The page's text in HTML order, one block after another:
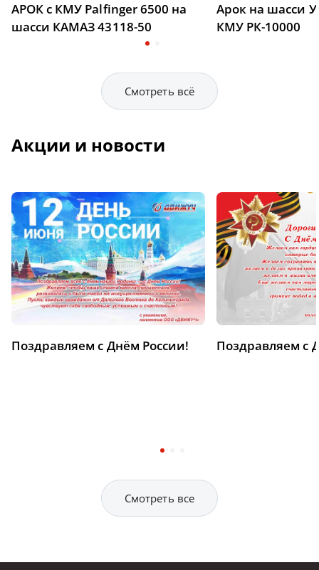
АРОК с КМУ Palfinger 6500 на
шасси КАМАЗ 43118-50
Арок на шасси
КМУ РК-10000
Смотреть всё
Акции и новости
Поздравляем с Днём России! Поздравляем с
Смотреть все